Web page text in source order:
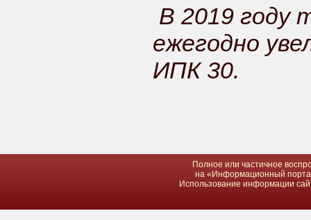
В 2019 году
ежегодно
ИПК 30.
Полное или частичное
на «Информационный
Использование информации